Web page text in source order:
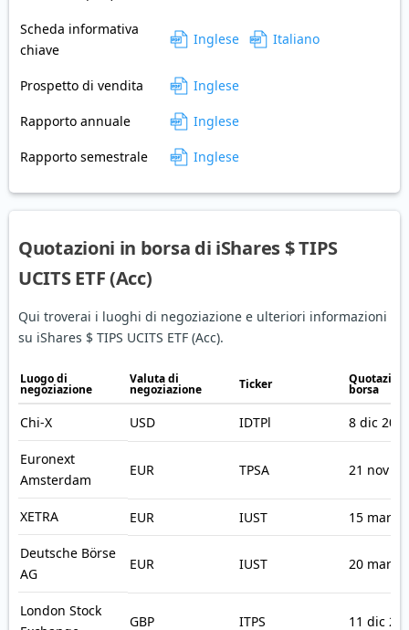
Scheda informativa
chiave
Inglese Italiano
Prospetto di vendita Inglese
Rapporto annuale Inglese
Rapporto semestrale Inglese
Quotazioni in borsa di iShares $ TIPS
UCITS ETF (Acc)
Qui troverai i luoghi di negoziazione e ulteriori informazioni
su iShares $ TIPS UCITS ETF (Acc).
Luogo di
negoziazione
Valuta di
negoziazione Ticker borsa
Chi-X USD IDTPl 8 dic
Euronext
Amsterdam
EUR TPSA 21 nov
XETRA EUR IUST 15 mar
Deutsche Börse
AG
EUR IUST 20 mar
London Stock
GBP ITPS 11 dic